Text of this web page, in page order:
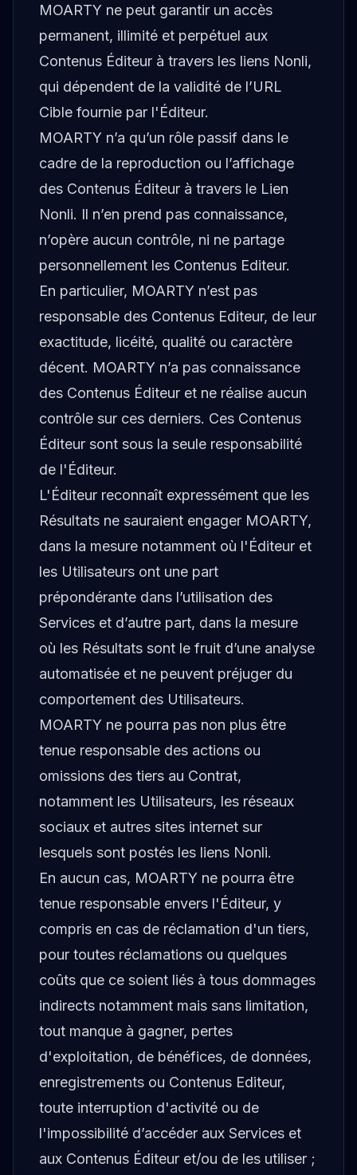
MOARTY ne peut garantir un accès
permanent, illimité et perpétuel aux
Contenus Éditeur à travers les liens Nonli,
qui dépendent de la validité de l’URL
Cible fournie par l'Éditeur.
MOARTY n’a qu’un rôle passif dans le
cadre de la reproduction ou l’affichage
des Contenus Éditeur à travers le Lien
Nonli. Il n’en prend pas connaissance,
n’opère aucun contrôle, ni ne partage
personnellement les Contenus Editeur.
En particulier, MOARTY n’est pas
responsable des Contenus Editeur, de leur
exactitude, licéité, qualité ou caractère
décent. MOARTY n’a pas connaissance
des Contenus Éditeur et ne réalise aucun
contrôle sur ces derniers. Ces Contenus
Éditeur sont sous la seule responsabilité
de l'Éditeur.
L'Éditeur reconnaît expressément que les
Résultats ne sauraient engager MOARTY,
dans la mesure notamment où l'Éditeur et
les Utilisateurs ont une part
prépondérante dans l’utilisation des
Services et d’autre part, dans la mesure
où les Résultats sont le fruit d’une analyse
automatisée et ne peuvent préjuger du
comportement des Utilisateurs.
MOARTY ne pourra pas non plus être
tenue responsable des actions ou
omissions des tiers au Contrat,
notamment les Utilisateurs, les réseaux
sociaux et autres sites internet sur
lesquels sont postés les liens Nonli.
En aucun cas, MOARTY ne pourra être
tenue responsable envers l'Éditeur, y
compris en cas de réclamation d'un tiers,
pour toutes réclamations ou quelques
coûts que ce soient liés à tous dommages
indirects notamment mais sans limitation,
tout manque à gagner, pertes
d'exploitation, de bénéfices, de données,
enregistrements ou Contenus Editeur,
toute interruption d'activité ou de
l'impossibilité d’accéder aux Services et
aux Contenus Éditeur et/ou de les utiliser ;